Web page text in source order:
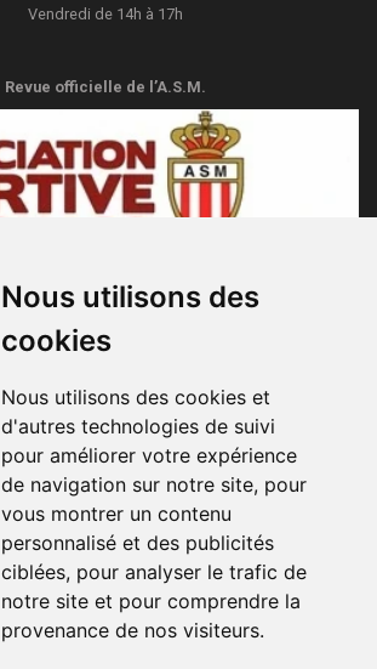
Nous utilisons des
cookies
Nous utilisons des cookies et
d'autres technologies de suivi
pour améliorer votre expérience
de navigation sur notre site, pour
vous montrer un contenu
personnalisé et des publicités
ciblées, pour analyser le trafic de
notre site et pour comprendre la
provenance de nos visiteurs.
Vendredi de 14h à 17h
Revue officielle de l’A.S.M.